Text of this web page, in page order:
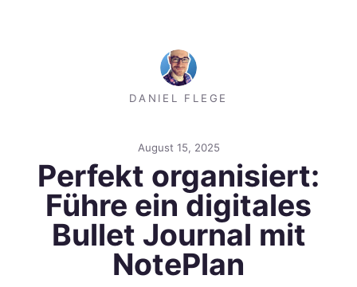
DANIEL FLEGE
August 15, 2025
Perfekt organisiert:
Führe ein digitales
Bullet Journal mit
NotePlan